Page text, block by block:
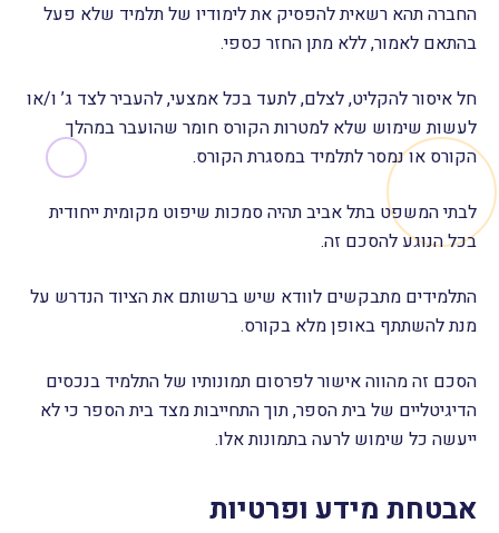
החברה תהא רשאית להפסיק את לימודיו של תלמיד שלא פעל
בהתאם לאמור, ללא מתן החזר כספי.
חל איסור להקליט, לצלם, לתעד בכל אמצעי, להעביר לצד ג’ ו/או
לעשות שימוש שלא למטרות הקורס חומר שהועבר במהלך
הקורס או נמסר לתלמיד במסגרת הקורס.
לבתי המשפט בתל אביב תהיה סמכות שיפוט מקומית ייחודית
בכל הנוגע להסכם זה.
התלמידים מתבקשים לוודא שיש ברשותם את הציוד הנדרש על
מנת להשתתף באופן מלא בקורס.
הסכם זה מהווה אישור לפרסום תמונותיו של התלמיד בנכסים
הדיגיטליים של בית הספר, תוך התחייבות מצד בית הספר כי לא
ייעשה כל שימוש לרעה בתמונות אלו.
אבטחת מידע ופרטיות